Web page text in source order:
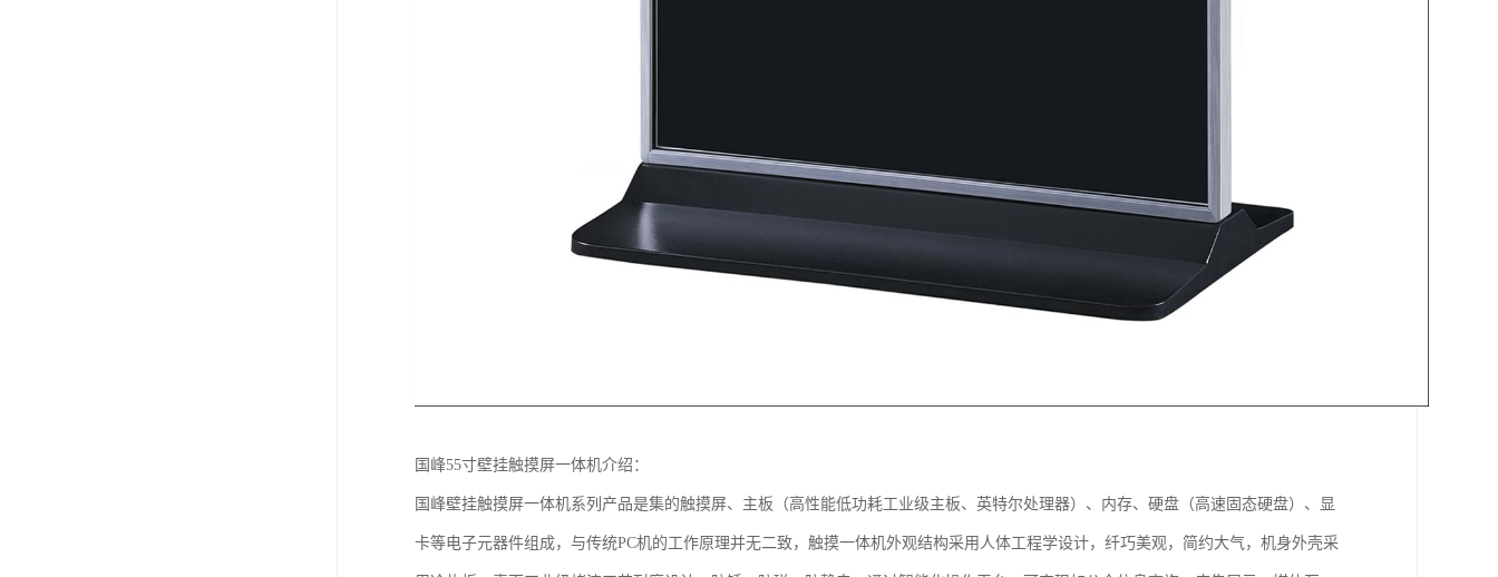
国峰55寸壁挂触摸屏一体机介绍：
国峰壁挂触摸屏一体机系列产品是集的触摸屏、主板（高性能低功耗工业级主板、英特尔处理器）、内存、硬盘（高速固态硬盘）、显
卡等电子元器件组成，与传统PC机的工作原理并无二致，触摸一体机外观结构采用人体工程学设计，纤巧美观，简约大气，机身外壳采